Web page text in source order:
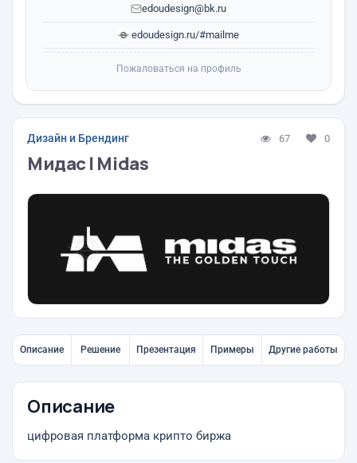
edoudesign@bk.ru
edoudesign.ru/#mailme
Пожаловаться на профиль
Дизайн и Брендинг 67 0
Мидас | Midas
Описание Решение Презентация Примеры Другие работы
Описание
цифровая платформа крипто биржа